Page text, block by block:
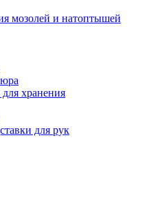
мозолей и натоптышей
хранения
для рук